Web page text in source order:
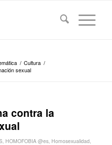
/ Cultura /
sexual
contra la
, HOMOFOBIA @es, Homosexualidad,